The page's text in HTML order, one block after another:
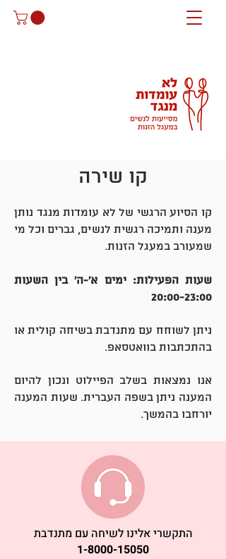
קו שירה
קו הסיוע הרגשי של לא עומדות מנגד נותן
מענה ותמיכה רגשית לנשים, גברים וכל מי
שמעורב במעגל הזנות.
שעות הפעילות: ימים א'-ה' בין השעות
20:00-23:00
ניתן לשוחח עם מתנדבת בשיחה קולית או
בהתכתבות בוואטסאפ.
אנו נמצאות בשלב הפיילוט ונכון להיום
המענה ניתן בשפה העברית. שעות המענה
יורחבו בהמשך.
התקשרי אלינו לשיחה עם מתנדבת
1-8000-15050